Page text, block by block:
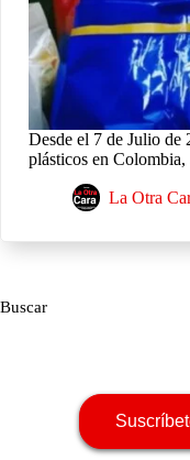
Desde el 7 de Julio de
plásticos en
La Otra
Buscar